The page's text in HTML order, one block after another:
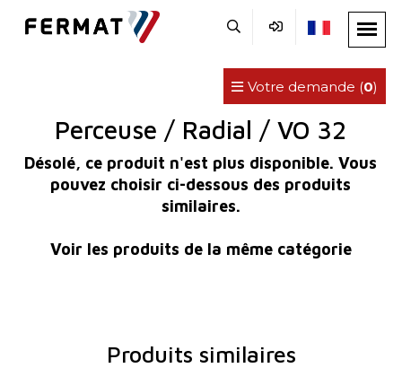
Votre demande (0)
Perceuse / Radial / VO 32
Désolé, ce produit n'est plus disponible. Vous
pouvez choisir ci-dessous des produits
similaires.
Voir les produits de la même catégorie
Produits similaires